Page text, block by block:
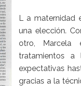
L a maternidad
una elección.
otro, Marcela
tratamientos
expectativas
gracias a la